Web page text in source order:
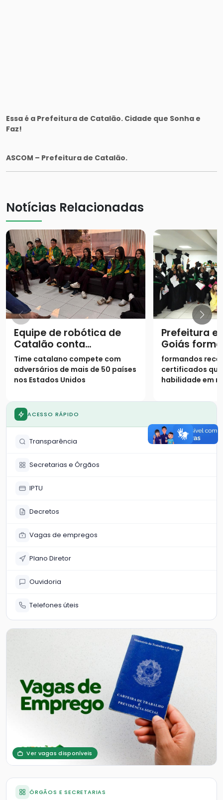
Essa é a Prefeitura de Catalão. Cidade que Sonha e
Faz!
ASCOM – Prefeitura de Catalão.
Notícias Relacionadas
Equipe de robótica de
Catalão conta
experiência de Mundial
Time catalano compete com
adversários de mais de 50 países
nos Estados Unidos
Prefeitura e
Goiás
do Curso
formandos
certificados
habilidade em
WhatsApp,
ACESSO RÁPIDO
Transparência
Secretarias e Órgãos
IPTU
Decretos
Vagas de empregos
Plano Diretor
Ouvidoria
Telefones úteis
Ver vagas disponíveis
ÓRGÃOS E SECRETARIAS